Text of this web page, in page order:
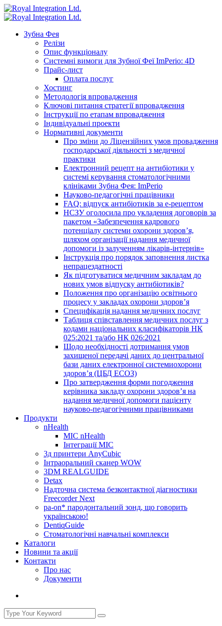
Зубна Фея
Релізи
Опис функціоналу
Системні вимоги для Зубної Феї ImPerio: 4D
Прайс-лист
Оплата послуг
Хостинг
Методологія впровадження
Ключові питання стратегії впровадження
Інструкції по етапам впровадження
Індивідуальні проекти
Нормативні документи
Про зміни до Ліцензійних умов провадження
господарської діяльності з медичної
практики
Електронний рецепт на антибіотики у
системі керування стоматологічними
клініками Зубна Фея: ImPerio
Науково-педагогічні працівники
FAQ: відпуск антибіотиків за е-рецептом
НСЗУ оголосила про укладення договорів за
пакетом «Забезпечення кадрового
потенціалу системи охорони здоров’я,
шляхом організації надання медичної
допомоги із залученням лікарів-інтернів»
Інструкція про порядок заповнення листка
непрацездатності
Як підготуватися медичним закладам до
нових умов відпуску антибіотиків?
Положення про організацію освітнього
процесу у закладах охорони здоров’я
Специфікація надання медичних послуг
Таблиця співставлення медичних послуг з
кодами національних класифікаторів НК
025:2021 та/або НК 026:2021
Щодо необхідності дотримання умов
захищеної передачі даних до центральної
бази даних електронної системиохорони
здоров’я (ЦБД ЕСОЗ)
Про затвердження форми погодження
керівника закладу охорони здоров’я на
надання медичної допомоги пацієнту
науково-педагогічними працівниками
Продукти
nHealth
МІС nHealth
Інтеграції МІС
3д принтери AnyCubic
Інтраоральний сканер WOW
3DM REALGUIDE
Detax
Надточна система безконтактної діагностики
Freecorder Next
pa-on* пародонтальний зонд, що говорить
українською!
DentiqGuide
Стоматологічні навчальні комплекси
Каталоги
Новини та акції
Контакти
Про нас
Документи